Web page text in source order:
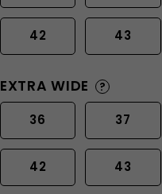
42 43
EXTRA WIDE ?
36 37
42 43